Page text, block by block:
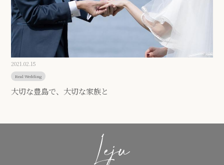
2021.02.15
Real Wedding
大切な豊島で、大切な家族と